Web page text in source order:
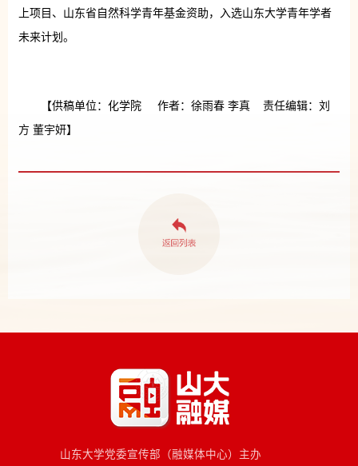
上项目、山东省自然科学青年基金资助，入选山东大学青年学者
未来计划。
【供稿单位：化学院 作者：徐雨春 李真 责任编辑：刘
方 董宇妍】
山东大学党委宣传部（融媒体中心）主办